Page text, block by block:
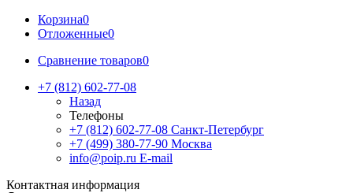
Корзина0
Отложенные0
Сравнение товаров0
+7 (812) 602-77-08
Назад
Телефоны
+7 (812) 602-77-08 Санкт-Петербург
+7 (499) 380-77-90 Москва
info@poip.ru E-mail
Контактная информация